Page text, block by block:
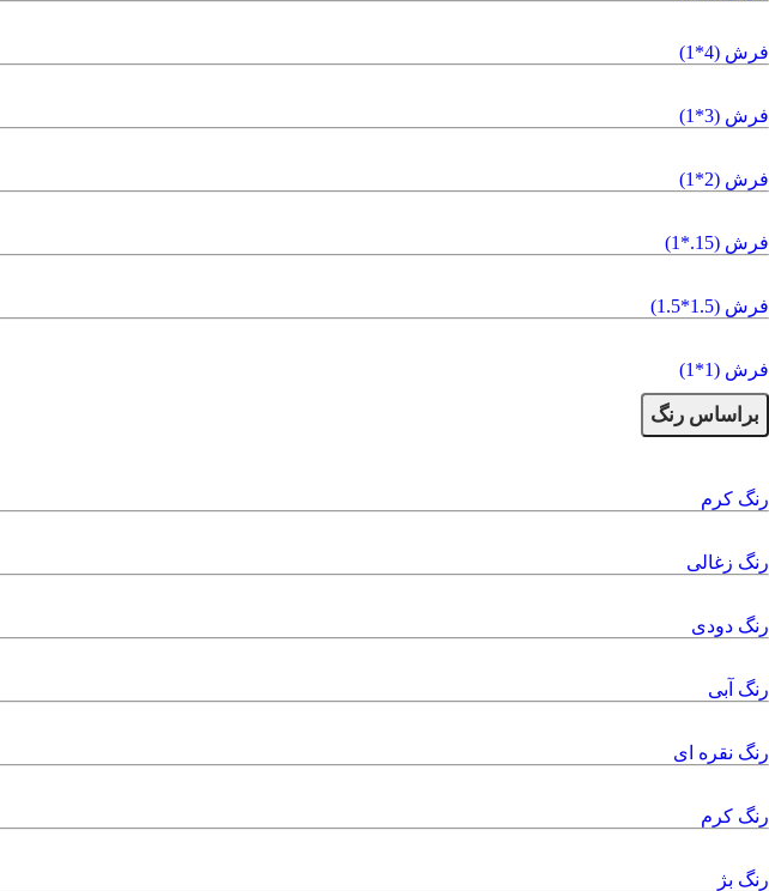
فرش (4*1)
فرش (3*1)
فرش (2*1)
فرش (15.*1)
فرش (1.5*1.5)
فرش (1*1)
براساس رنگ
رنگ کرم
رنگ زغالی
رنگ دودی
رنگ آبی
رنگ نقره ای
رنگ کرم
رنگ بژ